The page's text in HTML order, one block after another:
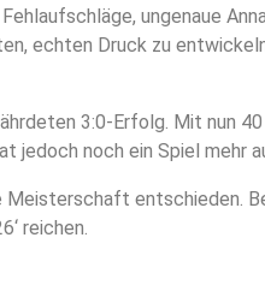
ungenaue
echten Druck zu
3:0-Erfolg. Mit nun
jedoch noch ein Spiel mehr
entschieden.
reichen.